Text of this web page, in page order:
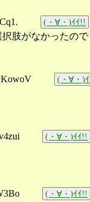
(・∀・)ｲｲ!!
肢がなかったの
(・∀・)
(・∀・)ｲｲ!!
(・∀・)ｲｲ!!